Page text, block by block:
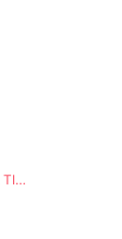
TEAM EVELYNE, TIMÉO & SOPHIA